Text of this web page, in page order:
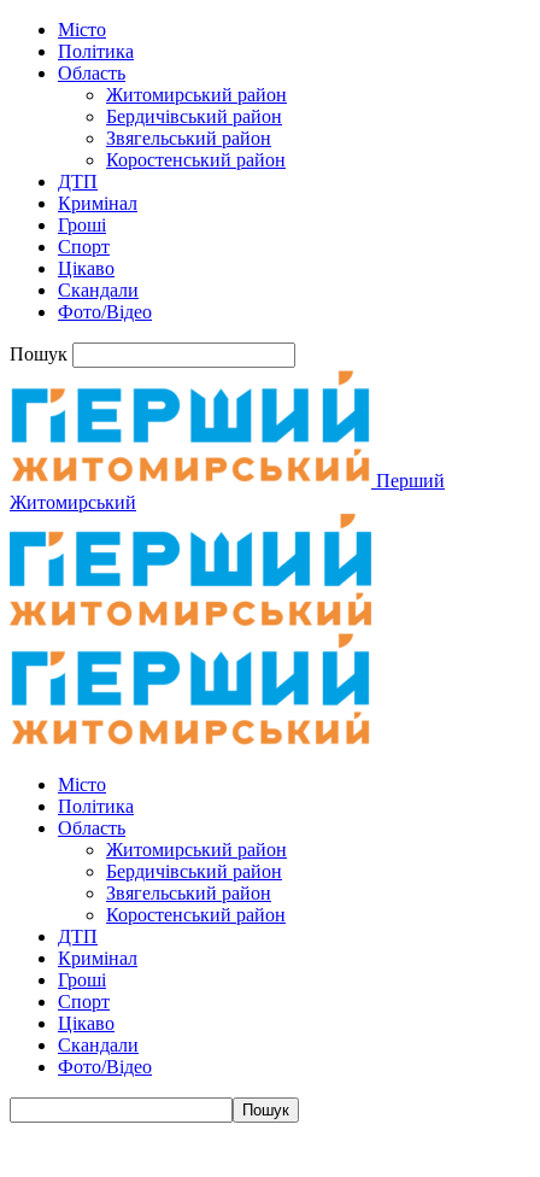
Місто
Політика
Область
Житомирський район
Бердичівський район
Звягельський район
Коростенський район
ДТП
Кримінал
Гроші
Спорт
Цікаво
Скандали
Фото/Відео
Пошук
Перший
Житомирський
Місто
Політика
Область
Житомирський район
Бердичівський район
Звягельський район
Коростенський район
ДТП
Кримінал
Гроші
Спорт
Цікаво
Скандали
Фото/Відео